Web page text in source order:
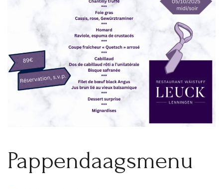
Pappendaagsmenu